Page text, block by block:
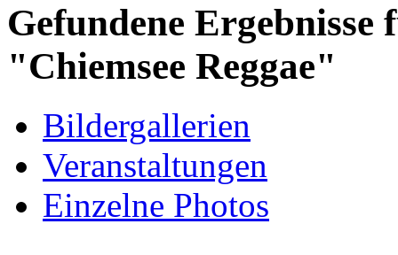
Gefundene Ergebnisse
"Chiemsee Reggae"
Bildergallerien
Veranstaltungen
Einzelne Photos